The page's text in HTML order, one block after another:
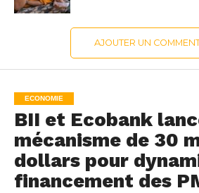
AJOUTER UN
ECONOMIE
BII et Ecobank
mécanisme de 30
dollars pour
financement des